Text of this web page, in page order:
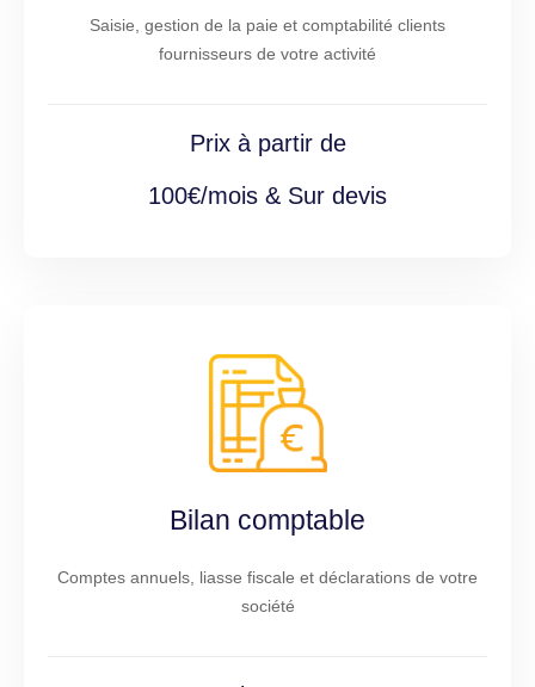
Saisie, gestion de la paie et comptabilité clients
fournisseurs de votre activité
Prix à partir de
100€/mois & Sur devis
Bilan comptable
Comptes annuels, liasse fiscale et déclarations de votre
société